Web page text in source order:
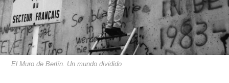
El Muro de Berlín. Un mundo dividido